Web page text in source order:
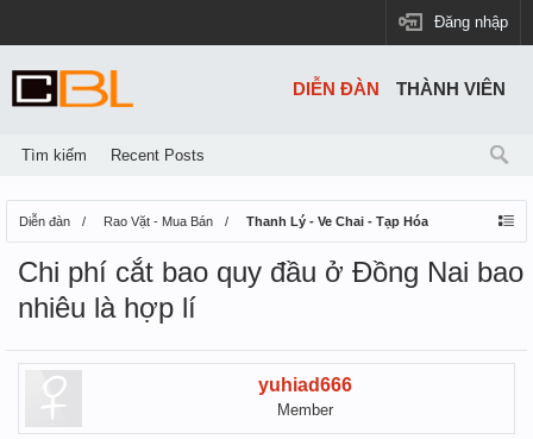
Đăng nhập
Diễn đàn Rao Vặt - Mua Bán Thanh Lý - Ve Chai - Tạp Hóa
Chi phí cắt bao quy đầu ở Đồng Nai bao
nhiêu là hợp lí
yuhiad666
Member
DIỄN ĐÀN
Tìm kiếm Recent Posts
THÀNH VIÊN